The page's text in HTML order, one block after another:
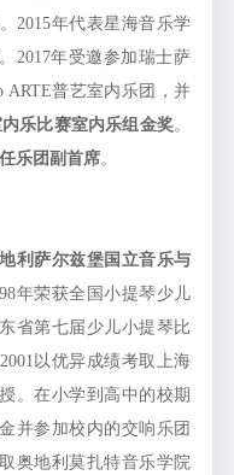
2015年代表星海音乐学
2017年受邀参加瑞士萨
ARTE普艺室内乐团，并
乐比赛室内乐组金奖。
乐团副首席。
利萨尔兹堡国立音乐与
年荣获全国小提琴少儿
省第七届少儿小提琴比
以优异成绩考取上海
。在小学到高中的校期
并参加校内的交响乐团
奥地利莫扎特音乐学院